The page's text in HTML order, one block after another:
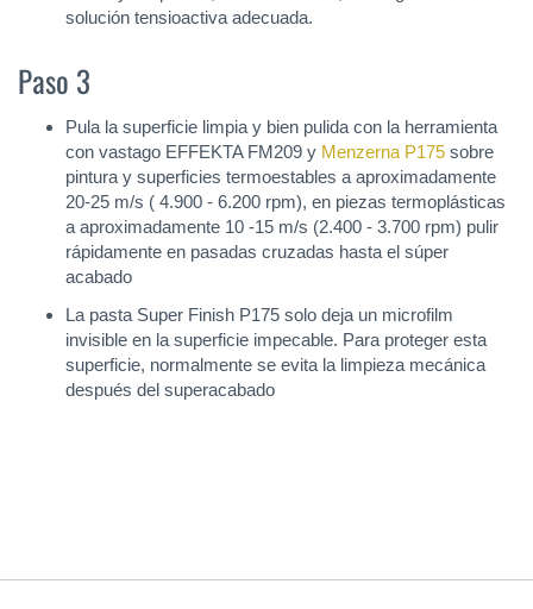
solución tensioactiva adecuada.
Paso 3
Pula la superficie limpia y bien pulida con la herramienta
con vastago EFFEKTA FM209 y Menzerna P175 sobre
pintura y superficies termoestables a aproximadamente
20-25 m/s ( 4.900 - 6.200 rpm), en piezas termoplásticas
a aproximadamente 10 -15 m/s (2.400 - 3.700 rpm) pulir
rápidamente en pasadas cruzadas hasta el súper
acabado
La pasta Super Finish P175 solo deja un microfilm
invisible en la superficie impecable. Para proteger esta
superficie, normalmente se evita la limpieza mecánica
después del superacabado